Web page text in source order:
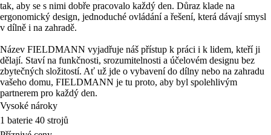
tak, aby se s nimi dobře pracovalo každý den. Důraz klade na
ergonomický design, jednoduché ovládání a řešení, která dávají smysl
v dílně i na zahradě.
Název FIELDMANN vyjadřuje náš přístup k práci i k lidem, kteří ji
dělají. Staví na funkčnosti, srozumitelnosti a účelovém designu bez
zbytečných složitostí. Ať už jde o vybavení do dílny nebo na zahradu
vašeho domu, FIELDMANN je tu proto, aby byl spolehlivým
partnerem pro každý den.
Vysoké nároky
1 baterie 40 strojů